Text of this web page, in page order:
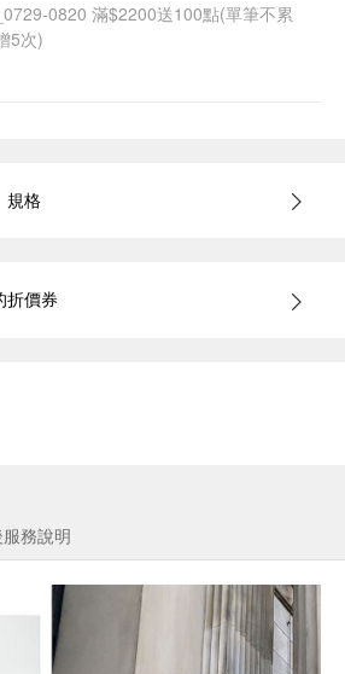
0820 滿$2200送100點(單筆不累
5次)
規格
折價券
務說明